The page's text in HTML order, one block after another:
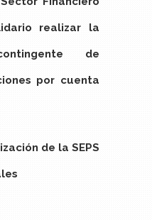
realizar la
de
por cuenta
de la SEPS